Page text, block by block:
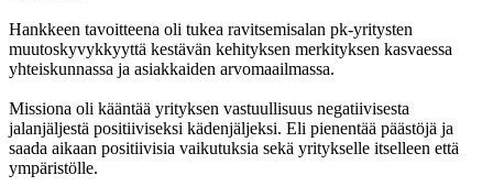
Hankkeen tavoitteena oli tukea ravitsemisalan pk-yritysten
muutoskyvykkyyttä kestävän kehityksen merkityksen kasvaessa
yhteiskunnassa ja asiakkaiden arvomaailmassa.
Missiona oli kääntää yrityksen vastuullisuus negatiivisesta
jalanjäljestä positiiviseksi kädenjäljeksi. Eli pienentää päästöjä ja
saada aikaan positiivisia vaikutuksia sekä yritykselle itselleen että
ympäristölle.